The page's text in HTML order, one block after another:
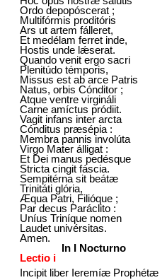
Ordo depopóscerat ;
Multifórmis proditóris
Ars ut artem fálleret,
Et medélam ferret inde,
Hostis unde lǽserat.
Quando venit ergo sacri
Plenitúdo témporis,
Missus est ab arce Patris
Natus, orbis Cónditor ;
Atque ventre virgináli
Carne amíctus pródiit.
Vagit infans inter arcta
Cónditus præsépia :
Membra pannis involúta
Virgo Mater álligat :
Et Dei manus pedésque
Stricta cingit fáscia.
Sempitérna sit beátæ
Trinitáti glória,
Æqua Patri, Filióque ;
Par decus Paráclito :
Uníus Triníque nomen
Laudet univérsitas.
Amen.
In I Nocturno
Lectio i
Incipit liber Ieremíæ Prophétæ